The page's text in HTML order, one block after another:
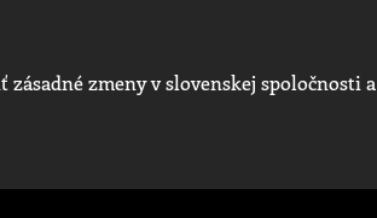
zmeny v slovenskej spoločnosti a